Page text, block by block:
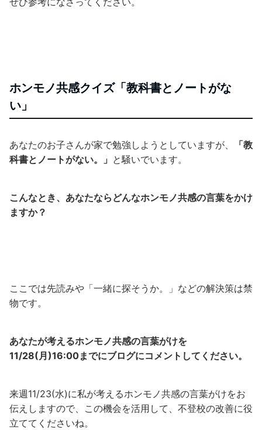
ホンモノ共感クイズ「教科書とノートがな
い」
あなたのお子さんが家で勉強しようとしていますが、
「教
科書とノートがない。」 と騒いでいます。
こんなとき、あなたならどんなホンモノ共感の言葉をかけ
ますか？
ここでは先読みや「一緒に探そうか。」などの解決策は禁
物です。
あなたが考えるホンモノ共感の言葉がけを
11/28(月)16:00までにブログにコメントしてください。
来週11/23(水)に私が考えるホンモノ共感の言葉がけをお
伝えしますので、この機会を活用して、不登校の改善に役
立ててくださいね。